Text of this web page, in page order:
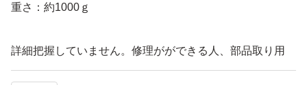
重さ：約1000ｇ
詳細把握していません。修理がができる人、部品取り用
CPUセットピンの曲がりは特にございません